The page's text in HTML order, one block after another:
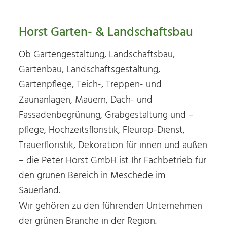
Horst Garten- & Landschaftsbau
Ob Gartengestaltung, Landschaftsbau,
Gartenbau, Landschaftsgestaltung,
Gartenpflege, Teich-, Treppen- und
Zaunanlagen, Mauern, Dach- und
Fassadenbegrünung, Grabgestaltung und –
pflege, Hochzeitsfloristik, Fleurop-Dienst,
Trauerfloristik, Dekoration für innen und außen
– die Peter Horst GmbH ist Ihr Fachbetrieb für
den grünen Bereich in Meschede im
Sauerland.
Wir gehören zu den führenden Unternehmen
der grünen Branche in der Region.